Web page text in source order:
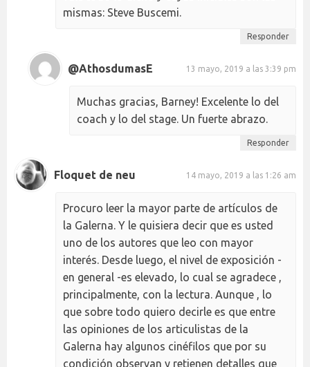
mismas: Steve Buscemi.
Responder
@AthosdumasE 13 mayo, 2019 a las 3:39 pm
Muchas gracias, Barney! Excelente lo del
coach y lo del stage. Un fuerte abrazo.
Responder
Floquet de neu 14 mayo, 2019 a las 1:26 am
Procuro leer la mayor parte de artículos de
la Galerna. Y le quisiera decir que es usted
uno de los autores que leo con mayor
interés. Desde luego, el nivel de exposición -
en general -es elevado, lo cual se agradece ,
principalmente, con la lectura. Aunque , lo
que sobre todo quiero decirle es que entre
las opiniones de los articulistas de la
Galerna hay algunos cinéfilos que por su
condición observan y retienen detalles que